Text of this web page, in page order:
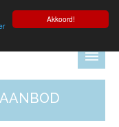
Akkoord!